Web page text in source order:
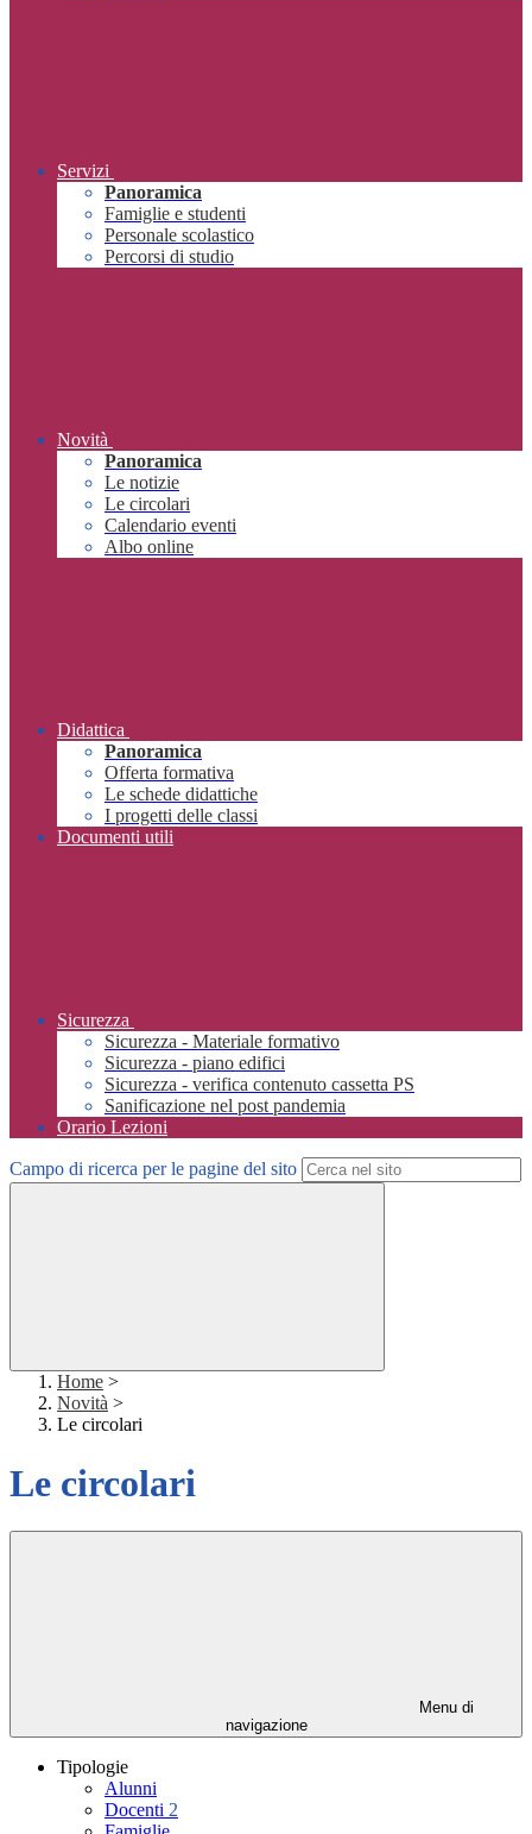
Servizi
Panoramica
Famiglie e studenti
Personale scolastico
Percorsi di studio
Novità
Panoramica
Le notizie
Le circolari
Calendario eventi
Albo online
Didattica
Panoramica
Offerta formativa
Le schede didattiche
I progetti delle classi
Documenti utili
Sicurezza
Sicurezza - Materiale formativo
Sicurezza - piano edifici
Sicurezza - verifica contenuto cassetta PS
Sanificazione nel post pandemia
Orario Lezioni
Campo di ricerca per le pagine del sito
Home >
Novità >
Le circolari
Le circolari
Menu di
navigazione
Tipologie
Alunni
Docenti 2